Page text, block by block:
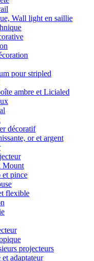
Wall light en saillie
pour stripled
ambre et Licialed
décoratif
or et argent
Mount
et pince
flexible
projecteurs
adaptateur